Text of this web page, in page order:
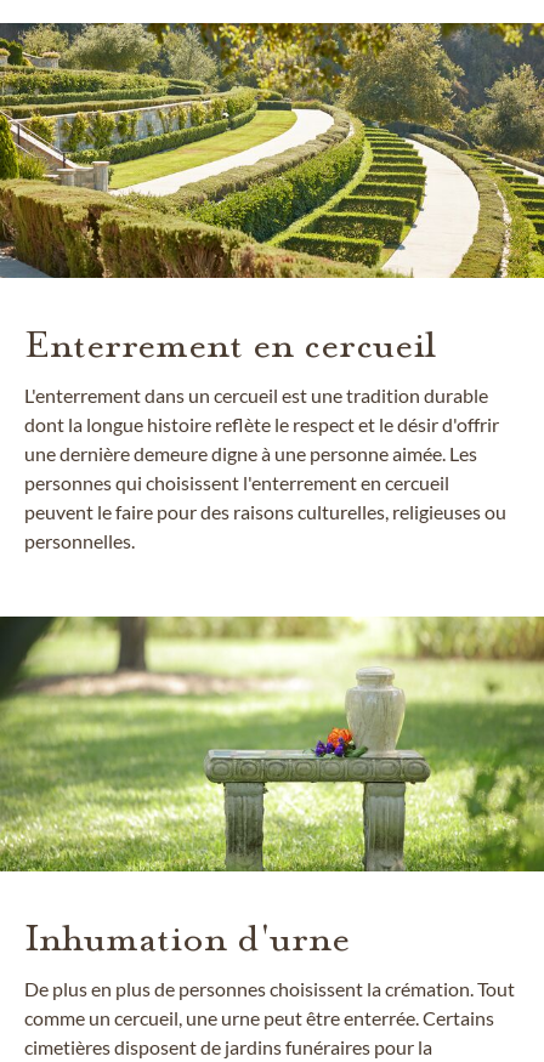
Enterrement en cercueil
L'enterrement dans un cercueil est une tradition durable
dont la longue histoire reflète le respect et le désir d'offrir
une dernière demeure digne à une personne aimée. Les
personnes qui choisissent l'enterrement en cercueil
peuvent le faire pour des raisons culturelles, religieuses ou
personnelles.
Inhumation d'urne
De plus en plus de personnes choisissent la crémation. Tout
comme un cercueil, une urne peut être enterrée. Certains
cimetières disposent de jardins funéraires pour la